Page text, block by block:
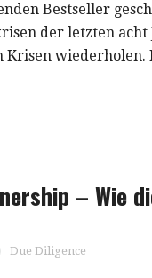
Bestseller
der letzten acht
wiederholen.
– Wie
Due Diligence